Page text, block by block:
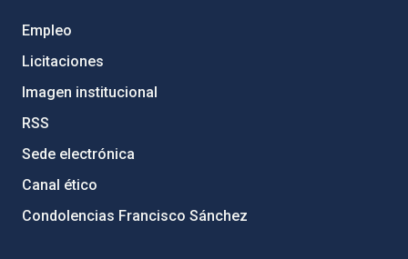
Empleo
Licitaciones
Imagen institucional
RSS
Sede electrónica
Canal ético
Condolencias Francisco Sánchez